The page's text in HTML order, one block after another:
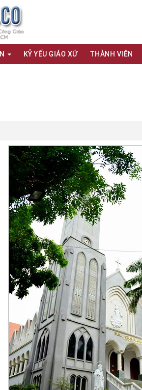
KỶ YẾU GIÁO XỨ THÀNH VIÊN